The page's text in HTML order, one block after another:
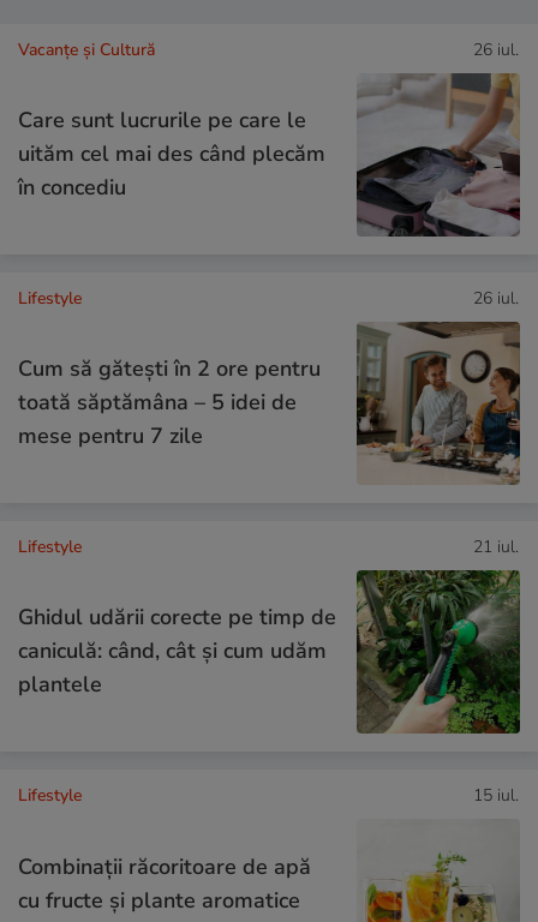
Vacanțe și Cultură 26 iul.
Care sunt lucrurile pe care le
uităm cel mai des când plecăm
în concediu
Lifestyle 26 iul.
Cum să gătești în 2 ore pentru
toată săptămâna – 5 idei de
mese pentru 7 zile
Lifestyle 21 iul.
Ghidul udării corecte pe timp de
caniculă: când, cât şi cum udăm
plantele
Lifestyle 15 iul.
Combinaţii răcoritoare de apă
cu fructe şi plante aromatice